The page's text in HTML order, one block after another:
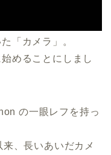
「カメラ」。
めることにしまし
の一眼レフを持っ
、長いあいだカメ